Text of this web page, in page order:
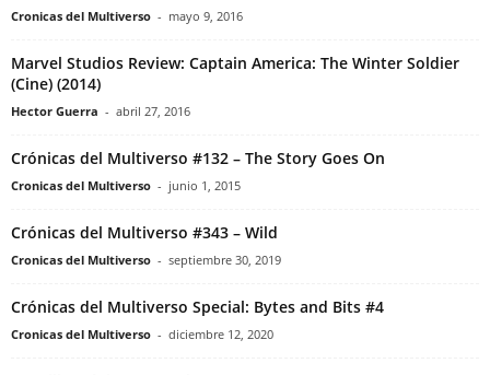
Cronicas del Multiverso - mayo 9, 2016
Marvel Studios Review: Captain America: The Winter Soldier
(Cine) (2014)
Hector Guerra - abril 27, 2016
Crónicas del Multiverso #132 – The Story Goes On
Cronicas del Multiverso - junio 1, 2015
Crónicas del Multiverso #343 – Wild
Cronicas del Multiverso - septiembre 30, 2019
Crónicas del Multiverso Special: Bytes and Bits #4
Cronicas del Multiverso - diciembre 12, 2020